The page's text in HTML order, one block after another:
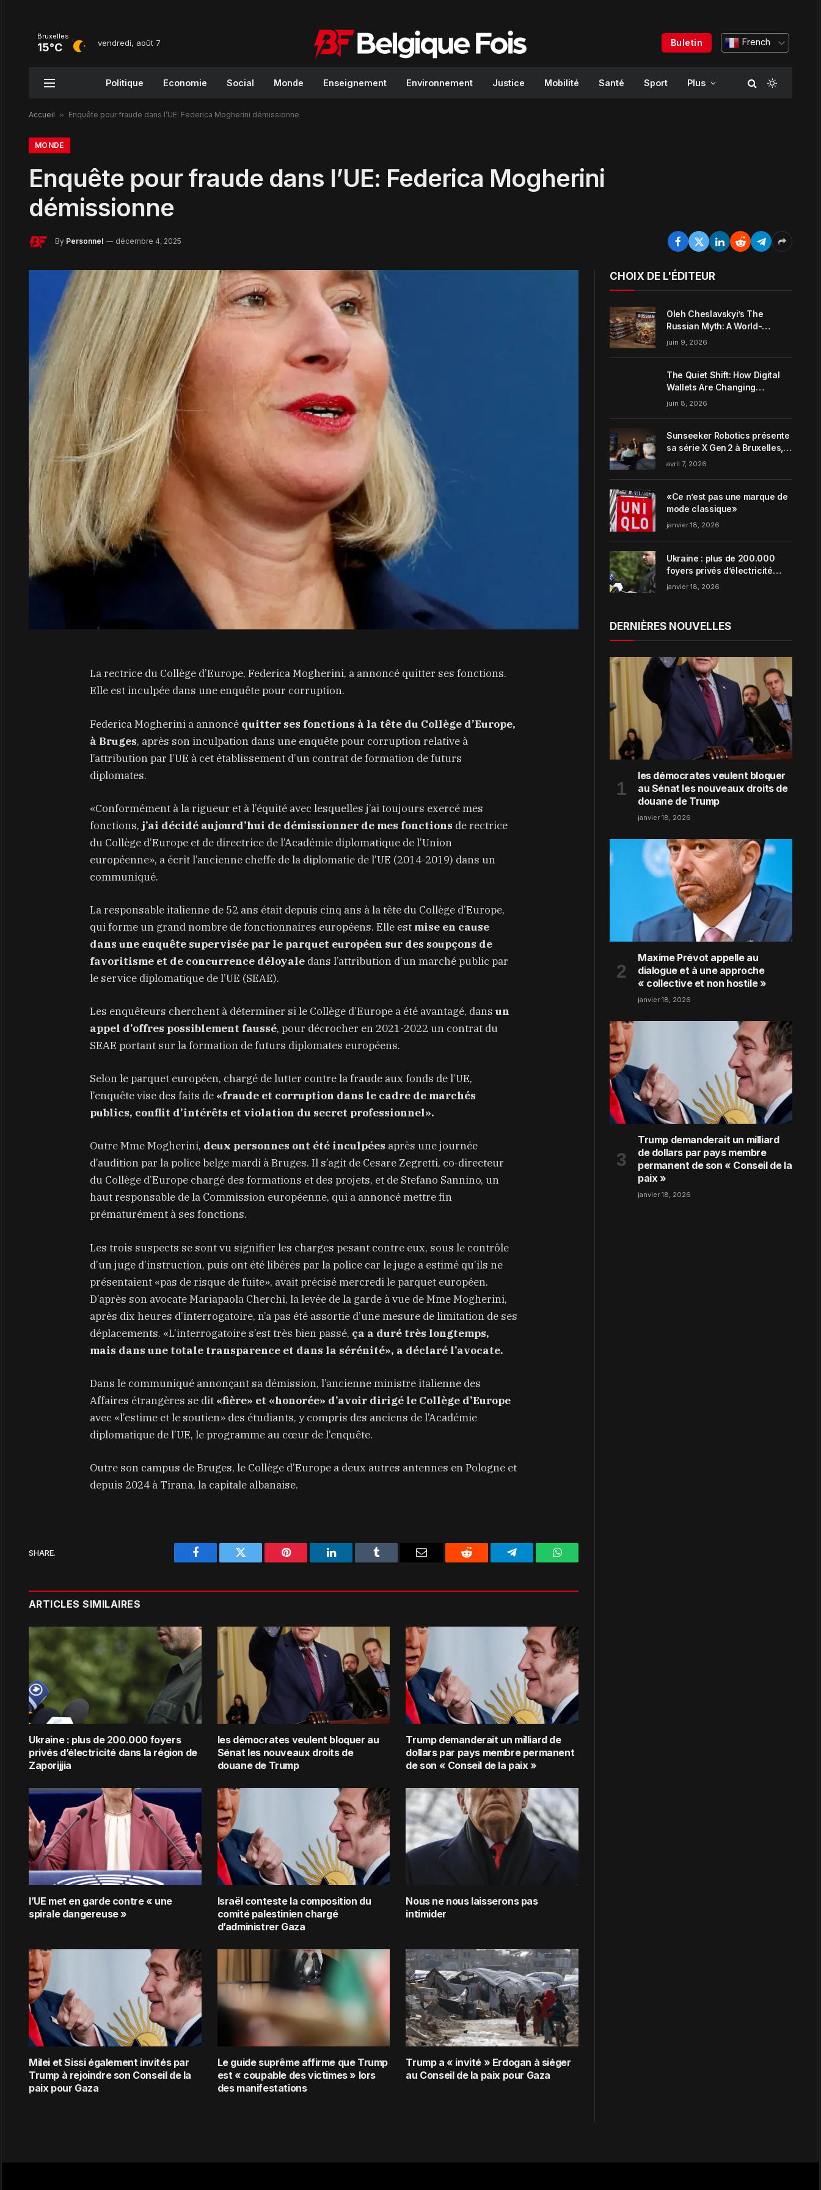
Bruxelles
15°C vendredi, août 7 Buletin French
Politique Economie Social Monde Enseignement Environnement Justice Mobilité Santé Sport Plus
Accueil » Enquête pour fraude dans l’UE: Federica Mogherini démissionne
MONDE
Enquête pour fraude dans l’UE: Federica Mogherini
démissionne
By Personnel décembre 4, 2025
La rectrice du Collège d’Europe, Federica Mogherini, a annoncé quitter ses fonctions.
Elle est inculpée dans une enquête pour corruption.
Federica Mogherini a annoncé quitter ses fonctions à la tête du Collège d’Europe,
à Bruges, après son inculpation dans une enquête pour corruption relative à
l’attribution par l’UE à cet établissement d’un contrat de formation de futurs
diplomates.
«Conformément à la rigueur et à l’équité avec lesquelles j’ai toujours exercé mes
fonctions, j’ai décidé aujourd’hui de démissionner de mes fonctions de rectrice
du Collège d’Europe et de directrice de l’Académie diplomatique de l’Union
européenne», a écrit l’ancienne cheffe de la diplomatie de l’UE (2014-2019) dans un
communiqué.
La responsable italienne de 52 ans était depuis cinq ans à la tête du Collège d’Europe,
qui forme un grand nombre de fonctionnaires européens. Elle est mise en cause
dans une enquête supervisée par le parquet européen sur des soupçons de
favoritisme et de concurrence déloyale dans l’attribution d’un marché public par
le service diplomatique de l’UE (SEAE).
Les enquêteurs cherchent à déterminer si le Collège d’Europe a été avantagé, dans un
appel d’offres possiblement faussé, pour décrocher en 2021-2022 un contrat du
SEAE portant sur la formation de futurs diplomates européens.
Selon le parquet européen, chargé de lutter contre la fraude aux fonds de l’UE,
l’enquête vise des faits de «fraude et corruption dans le cadre de marchés
publics, conflit d’intérêts et violation du secret professionnel».
Outre Mme Mogherini, deux personnes ont été inculpées après une journée
d’audition par la police belge mardi à Bruges. Il s’agit de Cesare Zegretti, co-directeur
du Collège d’Europe chargé des formations et des projets, et de Stefano Sannino, un
haut responsable de la Commission européenne, qui a annoncé mettre fin
prématurément à ses fonctions.
Les trois suspects se sont vu signifier les charges pesant contre eux, sous le contrôle
d’un juge d’instruction, puis ont été libérés par la police car le juge a estimé qu’ils ne
présentaient «pas de risque de fuite», avait précisé mercredi le parquet européen.
D’après son avocate Mariapaola Cherchi, la levée de la garde à vue de Mme Mogherini,
après dix heures d’interrogatoire, n’a pas été assortie d’une mesure de limitation de ses
déplacements. «L’interrogatoire s’est très bien passé, ça a duré très longtemps,
mais dans une totale transparence et dans la sérénité», a déclaré l’avocate.
Dans le communiqué annonçant sa démission, l’ancienne ministre italienne des
Affaires étrangères se dit «fière» et «honorée» d’avoir dirigé le Collège d’Europe
avec «l’estime et le soutien» des étudiants, y compris des anciens de l’Académie
diplomatique de l’UE, le programme au cœur de l’enquête.
Outre son campus de Bruges, le Collège d’Europe a deux autres antennes en Pologne et
depuis 2024 à Tirana, la capitale albanaise.
SHARE.
Facebook Twitter Pinterest LinkedIn Tumblr Email Reddit Telegram WhatsApp
ARTICLES SIMILAIRES
Ukraine : plus de 200.000 foyers
privés d’électricité dans la région de
Zaporijjia
les démocrates veulent bloquer au
Sénat les nouveaux droits de
douane de Trump
Trump demanderait un milliard de
dollars par pays membre permanent
de son « Conseil de la paix »
l’UE met en garde contre « une
spirale dangereuse »
Israël conteste la composition du
comité palestinien chargé
d’administrer Gaza
Nous ne nous laisserons pas
intimider
Milei et Sissi également invités par
Trump à rejoindre son Conseil de la
paix pour Gaza
Le guide suprême affirme que Trump
est « coupable des victimes » lors
des manifestations
Trump a « invité » Erdogan à siéger
au Conseil de la paix pour Gaza
CHOIX DE L'ÉDITEUR
Oleh Cheslavskyi’s The
Russian Myth: A World-
Systems Analysis of
juin 9, 2026
The Quiet Shift: How Digital
Wallets Are Changing
Everyday Money Habits in the
juin 8, 2026
Sunseeker Robotics présente
sa série X Gen 2 à Bruxelles,
incarnant parfaitement le
avril 7, 2026
«Ce n’est pas une marque de
mode classique»
janvier 18, 2026
Ukraine : plus de 200.000
foyers privés d’électricité
dans la région de Zaporijjia
janvier 18, 2026
DERNIÈRES NOUVELLES
les démocrates veulent bloquer
au Sénat les nouveaux droits de
douane de Trump
janvier 18, 2026
Maxime Prévot appelle au
dialogue et à une approche
« collective et non hostile »
janvier 18, 2026
Trump demanderait un milliard
de dollars par pays membre
permanent de son « Conseil de la
paix »
janvier 18, 2026